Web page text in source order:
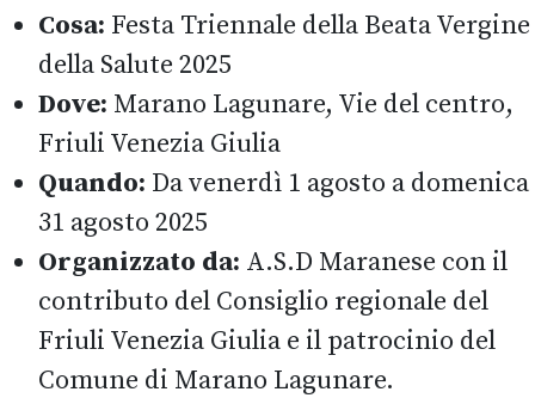
Cosa: Festa Triennale della Beata Vergine
della Salute 2025
Dove: Marano Lagunare, Vie del centro,
Friuli Venezia Giulia
Quando: Da venerdì 1 agosto a domenica
31 agosto 2025
Organizzato da: A.S.D Maranese con il
contributo del Consiglio regionale del
Friuli Venezia Giulia e il patrocinio del
Comune di Marano Lagunare.